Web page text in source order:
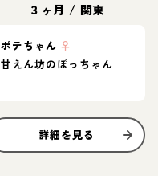
３ヶ月 / 関東
ポテちゃん ♀
甘えん坊のぽっちゃん
詳細を見る